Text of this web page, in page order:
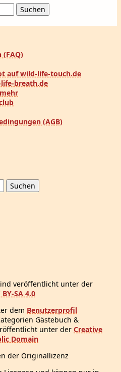
(FAQ)
auf wild-life-touch.de
breath.de
(AGB)
veröffentlicht unter der
SA 4.0
dem Benutzerprofil
Gästebuch &
unter der Creative
Domain
der Originallizenz